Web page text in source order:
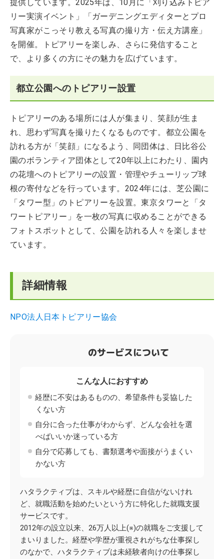
提供しています。2025年は、10月に「刈り込みトピア
リー実演イベント」「ガーデニングエディターとプロ
写真家がこっそり教える写真の撮り方・伝え方講座」
を開催。トピアリーを楽しみ、さらに発信すること
で、より多くの方にその魅力を広げています。
都立公園へのトピアリー設置
トピアリーのある場所には人が集まり、笑顔が生ま
れ、思わず写真を撮りたくなるものです。都立公園を
訪れる方が「笑顔」になるよう、同団体は、日比谷公
園のボランティア団体として20年以上にわたり、園内
の花壇へのトピアリーの設置・管理やチューリップ球
根の寄付などを行っています。2024年には、芝公園に
「タワー型」のトピアリーを設置。東京タワーと「タ
ワートピアリー」を一枚の写真に収めることができる
フォトスポットとして、公園を訪れる人々を楽しませ
ています。
詳細情報
NPO法人日本トピアリー協会
のサービスについて
こんな人におすすめ
経歴に不安はあるものの、希望条件も妥協した
くない方
自分に合った仕事がわからず、どんな会社を選
べばいいか迷っている方
自分で応募しても、書類選考や面接がうまくい
かない方
ハタラクティブは、スキルや経歴に自信がないけれ
ど、就職活動を始めたいという方に特化した就職支援
サービスです。
2012年の設立以来、26万人以上(※)の就職をご支援して
まいりました。経歴や学歴が重視されがちな仕事探し
のなかで、ハタラクティブは未経験者向けの仕事探し